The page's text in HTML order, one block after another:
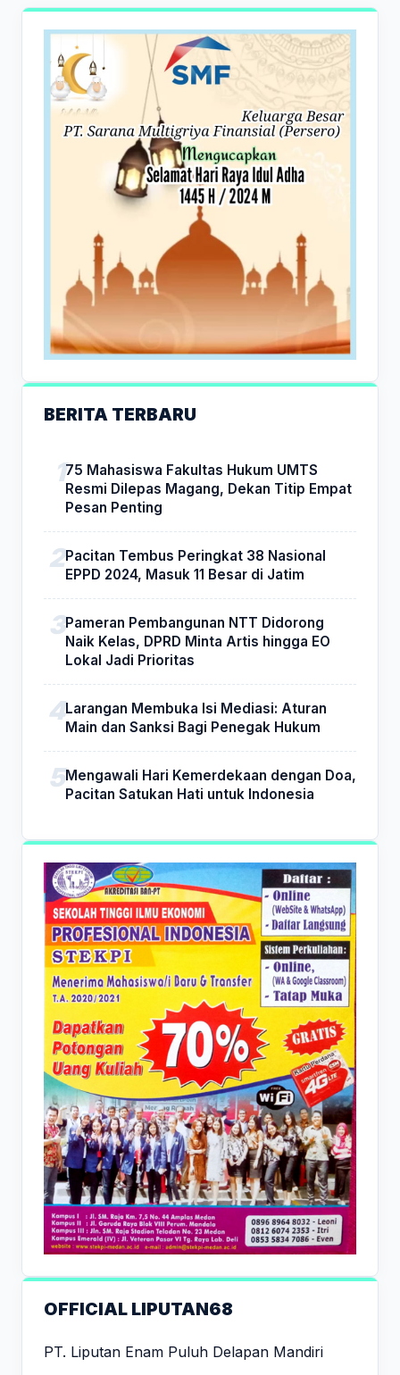
BERITA TERBARU
75 Mahasiswa Fakultas Hukum UMTS
Resmi Dilepas Magang, Dekan Titip Empat
Pesan Penting
Pacitan Tembus Peringkat 38 Nasional
EPPD 2024, Masuk 11 Besar di Jatim
Pameran Pembangunan NTT Didorong
Naik Kelas, DPRD Minta Artis hingga EO
Lokal Jadi Prioritas
Larangan Membuka Isi Mediasi: Aturan
Main dan Sanksi Bagi Penegak Hukum
Mengawali Hari Kemerdekaan dengan Doa,
Pacitan Satukan Hati untuk Indonesia
OFFICIAL LIPUTAN68
PT. Liputan Enam Puluh Delapan Mandiri